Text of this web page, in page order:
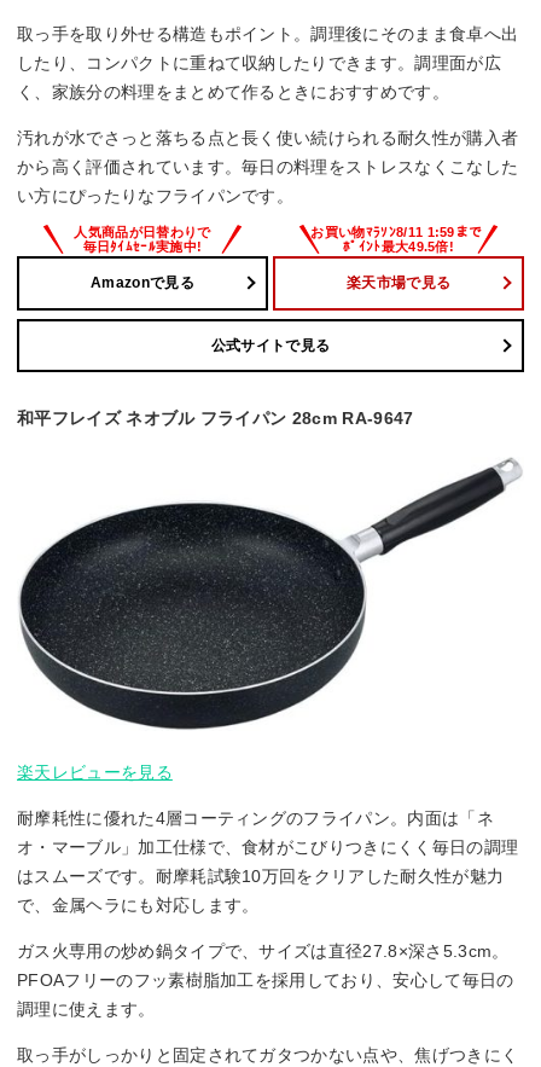
取っ手を取り外せる構造もポイント。調理後にそのまま食卓へ出
したり、コンパクトに重ねて収納したりできます。調理面が広
く、家族分の料理をまとめて作るときにおすすめです。
汚れが水でさっと落ちる点と長く使い続けられる耐久性が購入者
から高く評価されています。毎日の料理をストレスなくこなした
い方にぴったりなフライパンです。
Amazonで見る 楽天市場で見る
公式サイトで見る
和平フレイズ ネオブル フライパン 28cm RA-9647
楽天レビューを見る
耐摩耗性に優れた4層コーティングのフライパン。内面は「ネ
オ・マーブル」加工仕様で、食材がこびりつきにくく毎日の調理
はスムーズです。耐摩耗試験10万回をクリアした耐久性が魅力
で、金属ヘラにも対応します。
ガス火専用の炒め鍋タイプで、サイズは直径27.8×深さ5.3cm。
PFOAフリーのフッ素樹脂加工を採用しており、安心して毎日の
調理に使えます。
取っ手がしっかりと固定されてガタつかない点や、焦げつきにく